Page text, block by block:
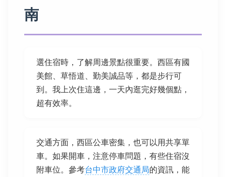
南
選住宿時，了解周邊景點很重要。西區有國
美館、草悟道、勤美誠品等，都是步行可
到。我上次住這邊，一天內逛完好幾個點，
超有效率。
交通方面，西區公車密集，也可以用共享單
車。如果開車，注意停車問題，有些住宿沒
附車位。參考台中市政府交通局的資訊，能